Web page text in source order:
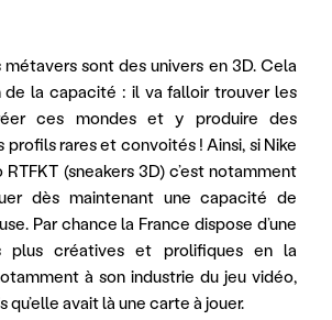
métavers sont des univers en 3D. Cela
de la capacité : il va falloir trouver les
ces mondes et y produire des
profils rares et convoités ! Ainsi, si Nike
(sneakers 3D) c’est notamment
dès maintenant une capacité de
Par chance la France dispose d’une
plus créatives et prolifiques en la
à son industrie du jeu vidéo,
qu’elle avait là une carte à jouer.